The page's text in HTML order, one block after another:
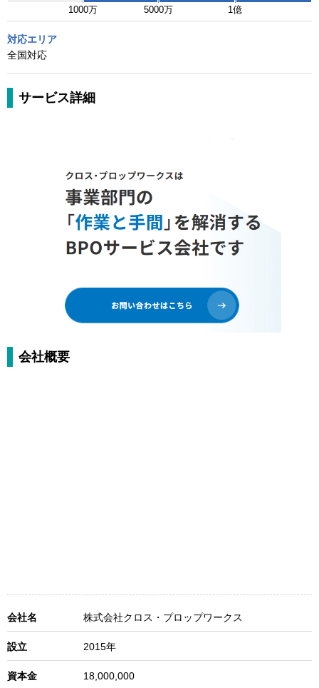
1000万 5000万 1億
対応エリア
全国対応
サービス詳細
会社概要
会社名 株式会社クロス・プロップワークス
設立 2015年
資本金 18,000,000